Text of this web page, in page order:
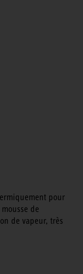
pour
de
de vapeur, très